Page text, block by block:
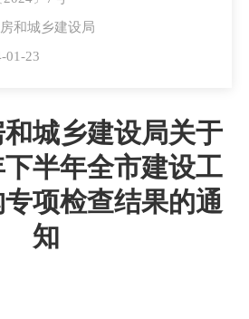
和城乡建设局
01-23
城乡建设局关于
下半年全市建设工
项检查结果的通
知